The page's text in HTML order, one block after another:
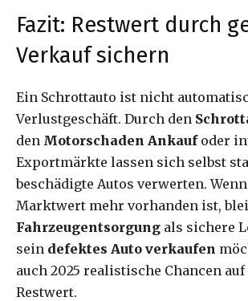
Fazit: Restwert durch
Verkauf sichern
Ein Schrottauto ist nicht
Verlustgeschäft. Durch den
den Motorschaden Ankaufoder
Exportmärkte lassen sich selbst
beschädigte Autos verwerten.
Marktwert mehr vorhanden ist,
Fahrzeugentsorgung als sichere
sein defektes Auto verkaufen
auch 2025 realistische Chancen
Restwert.